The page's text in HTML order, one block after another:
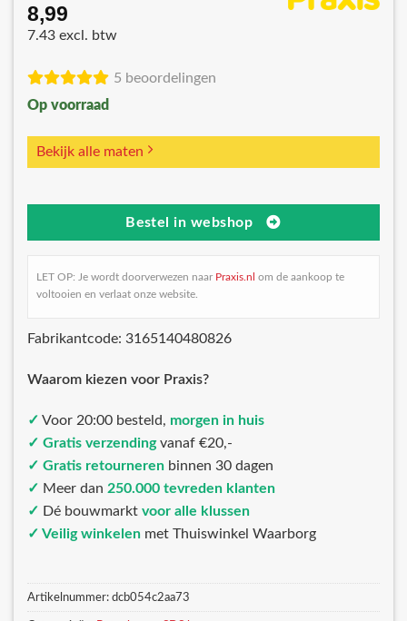
8,99
7.43 excl. btw
5 beoordelingen
Op voorraad
Bekijk alle maten
Bestel in webshop
LET OP: Je wordt doorverwezen naar Praxis.nl om de aankoop te
voltooien en verlaat onze website.
Fabrikantcode: 3165140480826
Waarom kiezen voor Praxis?
✓ Voor 20:00 besteld, morgen in huis
✓ Gratis verzendingvanaf €20,-
✓ Gratis retourneren binnen 30 dagen
✓ Meer dan 250.000 tevreden klanten
✓ Dé bouwmarkt voor alle klussen
✓ Veilig winkelen met Thuiswinkel Waarborg
Artikelnummer: dcb054c2aa73